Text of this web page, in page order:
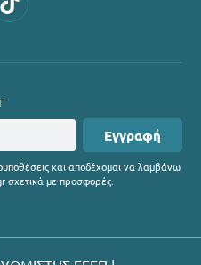
Εγγραφή
και αποδέχομαι να λαμβάνω
σχετικά με προσφορές.